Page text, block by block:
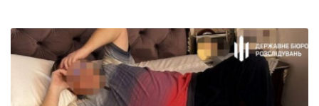
Буданова
и
Умерова»